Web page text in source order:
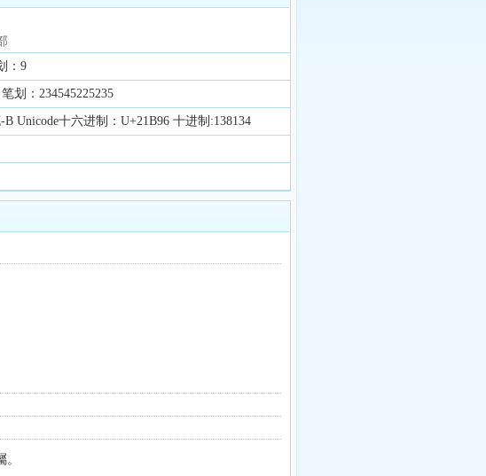
：9
划：234545225235
Unicode十六进制：U+21B96 十进制:138134